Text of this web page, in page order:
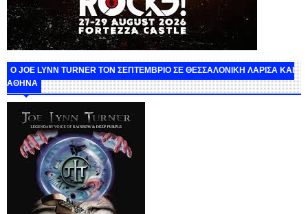
O JOE LYNN TURNER ΤΟΝ ΣΕΠΤΕΜΒΡΙΟ ΣΕ ΘΕΣΣΑΛΟΝΙΚΗ ΛΑΡΙΣΑ ΚΑΙ
ΑΘΗΝΑ